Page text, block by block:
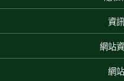
資
網站
網